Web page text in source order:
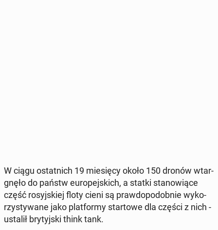
W ciągu ostat­nich 19 mie­się­cy około 150 dronów wtar­
gnę­ło do państw eu­ro­pej­skich, a statki sta­no­wią­ce
część ro­syj­skiej floty cieni są praw­do­po­dob­nie wy­ko­
rzy­sty­wa­ne jako plat­for­my star­to­we dla części z nich -
ustalił bry­tyj­ski think tank.